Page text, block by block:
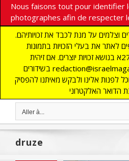
Nous faisons tout pour identifier
photographes afin de respecter
וצלמים על מנת לכבד את זכויותיהם.
לאתר את בעלי הזכויות בתמונות
המגיעות אלינו כנדרש בסעיף 27א בנושא זכויות יוצרים. אם זיהית
בשידורים redaction@israelmagazine.co.il שלנו תמונה שאתה
לפנות אלינו ולבקש מאיתנו להפסיק
האלקטרוני
Aller à...
druze